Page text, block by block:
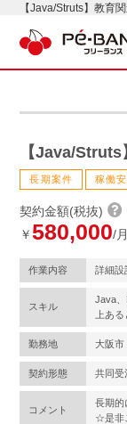
【Java/Struts】教育
【Java/
長期案件 稼働
契約金額(税抜)
￥580,000/
作業内容 詳細設
スキル
Java
上あ
勤務地 大阪
契約形態 共同受
コメント
長期的
☆是非